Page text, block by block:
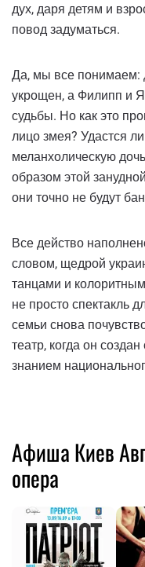
дух, даря детям и
повод задуматься.
Да, мы все понимаем:
укрощен, а Филипп и
судьбы. Но как это
лицо змея? Удастся
меланхолическую
образом этой
они точно не будут
Все действо
словом, щедрой
танцами и
не просто спектакль
семьи снова
театр, когда он
знанием
Афиша Киев
опера